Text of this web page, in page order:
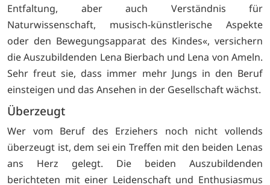
Entfaltung, aber auch Verständnis für
Naturwissenschaft, musisch-künstlerische Aspekte
oder den Bewegungsapparat des Kindes«, versichern
die Auszubildenden Lena Bierbach und Lena von Ameln.
Sehr freut sie, dass immer mehr Jungs in den Beruf
einsteigen und das Ansehen in der Gesellschaft wächst.
Überzeugt
Wer vom Beruf des Erziehers noch nicht vollends
überzeugt ist, dem sei ein Treffen mit den beiden Lenas
ans Herz gelegt. Die beiden Auszubildenden
berichteten mit einer Leidenschaft und Enthusiasmus